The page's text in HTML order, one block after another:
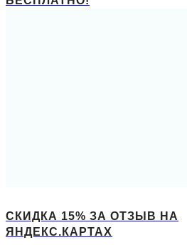
СКИДКА 15% ЗА ОТЗЫВ НА
ЯНДЕКС.КАРТАХ